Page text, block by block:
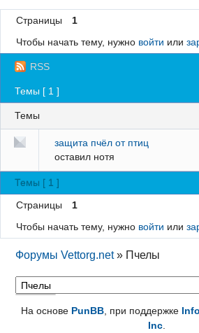
Поиск
Регистрация
Вход
Страницы
1
Чтобы начать тему, нужно войти или
RSS
Темы [ 1 ]
Темы
защита пчёл от птиц
оставил нотя
Темы [ 1 ]
Страницы
1
Чтобы начать тему, нужно войти или
Форумы Vettorg.net » Пчелы
На основе PunBB , при поддержке
Inc.